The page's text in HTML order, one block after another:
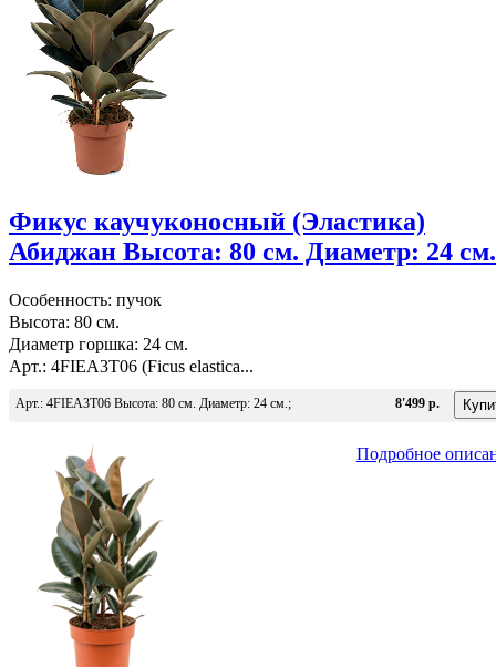
Фикус каучуконосный (Эластика)
Абиджан Высота: 80 см. Диаметр: 24 см.
Особенность: пучок
Высота: 80 см.
Диаметр горшка: 24 см.
Арт.: 4FIEA3T06 (Ficus elastica...
Арт.: 4FIEA3T06 Высота: 80 см. Диаметр: 24 см.; 8'499 р.
Подробное